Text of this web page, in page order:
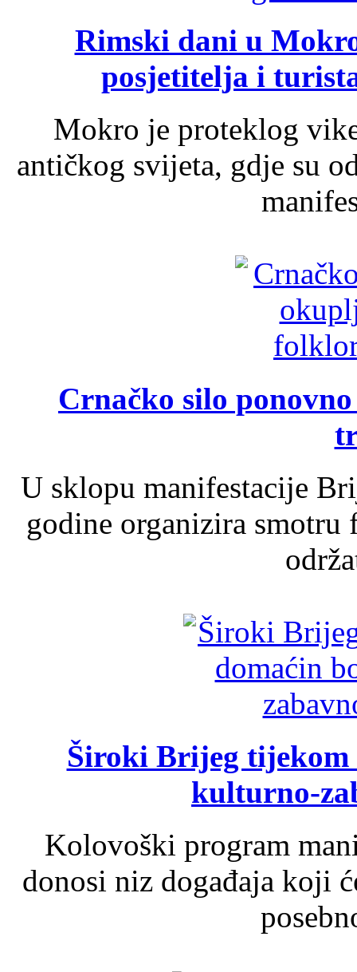
Rimski dani u
posjetitelja i
Mokro je proteklog
antičkog svijeta, gdje su
Crnačko silo
U sklopu manifestacije
godine organizira
Široki Brijeg tijekom
kulturno-
Kolovoški program
donosi niz događaja koji